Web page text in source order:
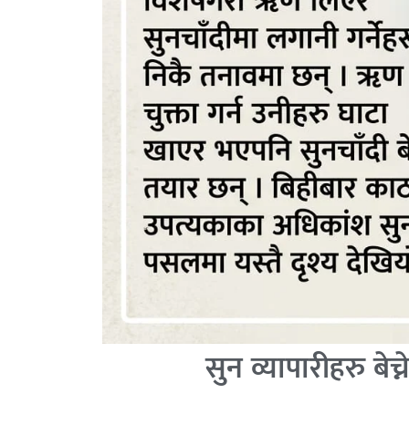
सुन व्यापारीहरु